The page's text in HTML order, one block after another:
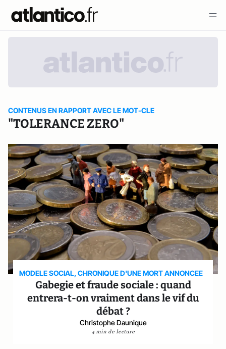
CONTENUS EN RAPPORT AVEC LE MOT-CLE
"TOLERANCE ZERO"
MODELE SOCIAL, CHRONIQUE D'UNE MORT ANNONCEE
Gabegie et fraude sociale : quand
entrera-t-on vraiment dans le vif du
débat ?
Christophe Daunique
4 min de lecture